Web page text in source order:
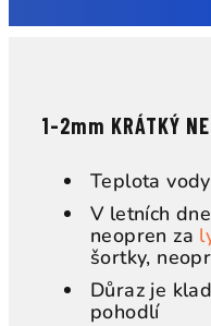
1-2mm KRÁTKÝ
Teplota
V letních
neopren za
šortky,
Důraz je
pohodlí